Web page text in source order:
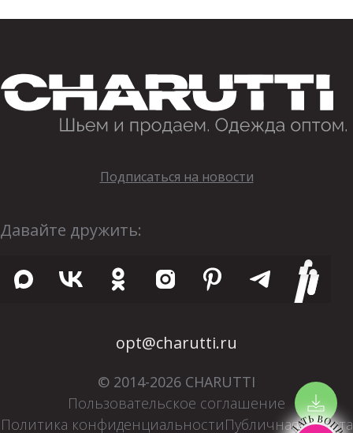
Подписаться на новости
Давайте дружить:
opt@charutti.ru
© 2014-2026 CHARUTTI
Пользовательское соглашение
Политика конфиденциальностиПубличная оферта